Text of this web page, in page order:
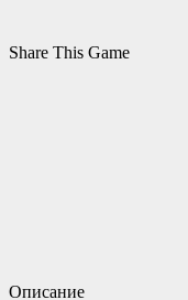
Share This Game
Описание